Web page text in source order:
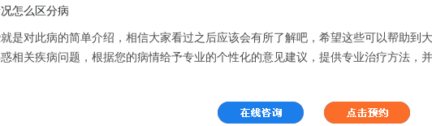
怎么区分病
对此病的简单介绍，相信大家看过之后应该会有所了解吧，希望这些可以帮助到
相关疾病问题，根据您的病情给予专业的个性化的意见建议，提供专业治疗方法，